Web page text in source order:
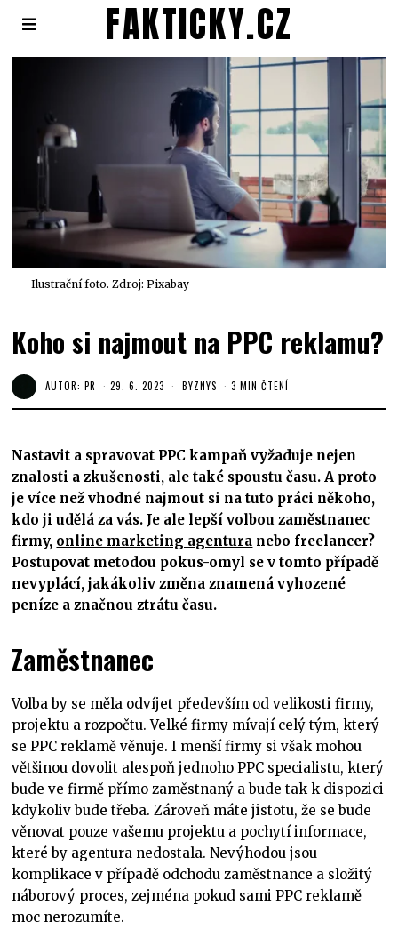
FAKTICKY.CZ
Ilustrační foto. Zdroj: Pixabay
Koho si najmout na PPC reklamu?
AUTOR:PR 29. 6. 2023 BYZNYS 3 MIN ČTENÍ
Nastavit a spravovat PPC kampaň vyžaduje nejen
znalosti a zkušenosti, ale také spoustu času. A proto
je více než vhodné najmout si na tuto práci někoho,
kdo ji udělá za vás. Je ale lepší volbou zaměstnanec
firmy, online marketing agentura nebo freelancer?
Postupovat metodou pokus-omyl se v tomto případě
nevyplácí, jakákoliv změna znamená vyhozené
peníze a značnou ztrátu času.
Zaměstnanec
Volba by se měla odvíjet především od velikosti firmy,
projektu a rozpočtu. Velké firmy mívají celý tým, který
se PPC reklamě věnuje. I menší firmy si však mohou
většinou dovolit alespoň jednoho PPC specialistu, který
bude ve firmě přímo zaměstnaný a bude tak k dispozici
kdykoliv bude třeba. Zároveň máte jistotu, že se bude
věnovat pouze vašemu projektu a pochytí informace,
které by agentura nedostala. Nevýhodou jsou
komplikace v případě odchodu zaměstnance a složitý
náborový proces, zejména pokud sami PPC reklamě
moc nerozumíte.